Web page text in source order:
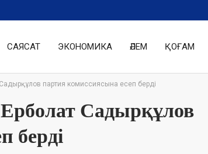
САЯСАТ ЭКОНОМИКА ӘЛЕМ ҚОҒАМ
партия комиссиясына есеп берді
Садырқұлов
берді